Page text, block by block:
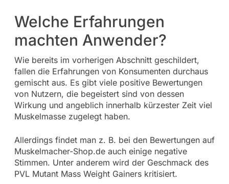
Welche Erfahrungen
machten Anwender?
Wie bereits im vorherigen Abschnitt geschildert,
fallen die Erfahrungen von Konsumenten durchaus
gemischt aus. Es gibt viele positive Bewertungen
von Nutzern, die begeistert sind von dessen
Wirkung und angeblich innerhalb kürzester Zeit viel
Muskelmasse zugelegt haben.
Allerdings findet man z. B. bei den Bewertungen auf
Muskelmacher-Shop.de auch einige negative
Stimmen. Unter anderem wird der Geschmack des
PVL Mutant Mass Weight Gainers kritisiert.